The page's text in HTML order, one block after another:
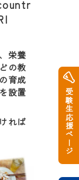
栄養
の教
育成
設置
れば
受験生応援ページ